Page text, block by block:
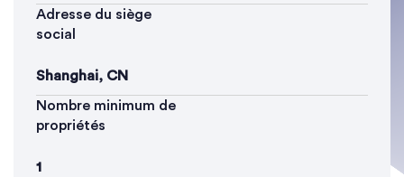
Adresse du siège
social
Shanghai, CN
Nombre minimum de
propriétés
1